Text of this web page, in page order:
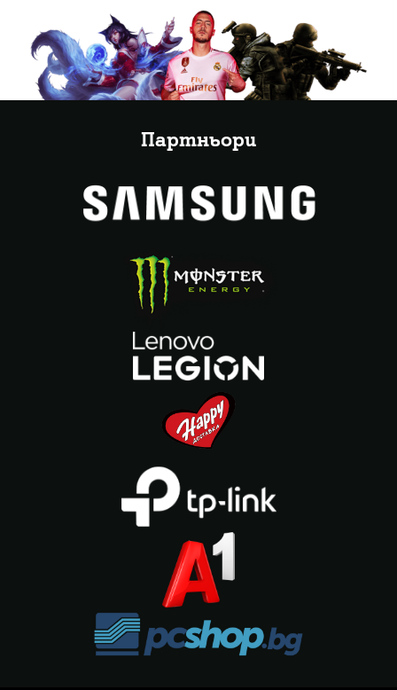
Партньори